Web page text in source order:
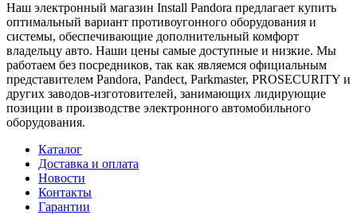
Наш электронный магазин Install Pandora предлагает купить
оптимальный вариант противоугонного оборудования и
системы, обеспечивающие дополнительный комфорт
владельцу авто. Наши цены самые доступные и низкие. Мы
работаем без посредников, так как являемся официальным
представителем Pandora, Pandect, Parkmaster, PROSECURITY и
других заводов-изготовителей, занимающих лидирующие
позиции в производстве электронного автомобильного
оборудования.
Каталог
Доставка и оплата
Новости
Контакты
Гарантии